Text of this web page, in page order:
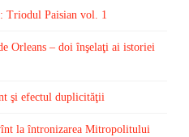
Triodul Paisian vol. 1
Orleans – doi înşelaţi ai istoriei
şi efectul duplicităţii
la întronizarea Mitropolitului